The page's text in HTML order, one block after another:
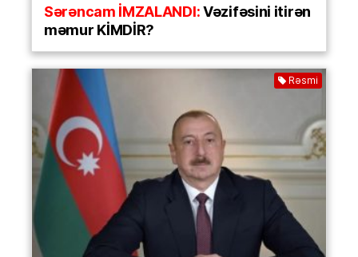
Sərəncam İMZALANDI:Vəzifəsini itirən
məmur KİMDİR?
Rəsmi